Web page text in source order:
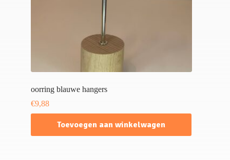
oorring blauwe hangers
€9,88
Toevoegen aan winkelwagen